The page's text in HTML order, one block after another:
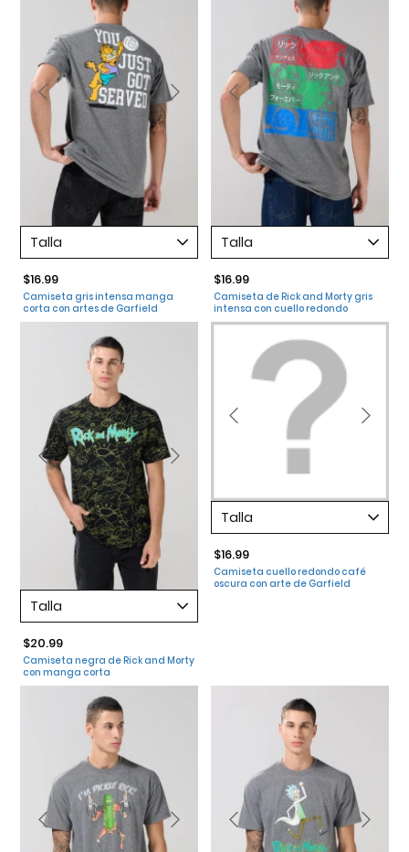
Talla
$16.99
Camiseta gris intensa manga
corta con artes de Garfield
Talla
$16.99
Camiseta de Rick and Morty gris
intensa con cuello redondo
Talla
$20.99
Camiseta negra de Rick and Morty
con manga corta
Talla
$16.99
Camiseta cuello redondo café
oscura con arte de Garfield